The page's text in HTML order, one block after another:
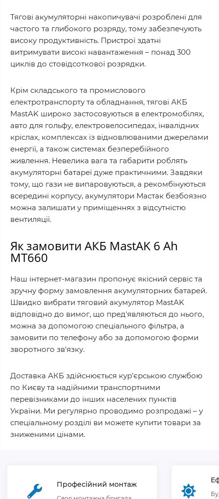
Тягові акумуляторні накопичувачі розроблені для
частого та глибокого розряду, тому забезпечують
високу продуктивність. Пристрої здатні
витримувати високі навантаження – понад 300
циклів до стовідсоткової розрядки.
Крім складського та промислового
електротранспорту та обладнання, тягові АКБ
MastAK широко застосовуються в електромобілях,
авто для гольфу, електровелосипедах, інвалідних
кріслах, комплексах із відновлюваними джерелами
енергії, а також системах безперебійного
живлення. Невелика вага та габарити роблять
акумуляторні батареї дуже практичними. Завдяки
тому, що гази не випаровуються, а рекомбінуються
всередині корпусу, акумулятори Мастак безбоязно
можна залишати у приміщеннях з відсутністю
вентиляції.
Як замовити АКБ MastAK 6 Ah
MT660
Наш інтернет-магазин пропонує якісний сервіс та
зручну форму замовлення акумуляторних батарей.
Швидко вибрати тяговий акумулятор MastAK
відповідно до вимог, що пред'являються до нього,
можна за допомогою спеціального фільтра, а
замовити по телефону або за допомогою форми
зворотного зв'язку.
Доставка АКБ здійснюється кур'єрською службою
по Києву та надійними транспортними
перевізниками до інших населених пунктів
України. Ми регулярно проводимо розпродажі – у
спеціальному розділі ви можете купити товари за
зниженими цінами.
Професійний монтаж